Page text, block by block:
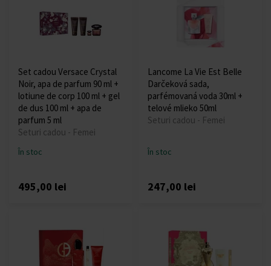
Set cadou Versace Crystal
Noir, apa de parfum 90 ml +
lotiune de corp 100 ml + gel
de dus 100 ml + apa de
parfum 5 ml
Seturi cadou - Femei
În stoc
495,00 lei
Lancome La Vie Est Belle
Darčeková sada,
parfémovaná voda 30ml +
telové mlieko 50ml
Seturi cadou - Femei
În stoc
247,00 lei